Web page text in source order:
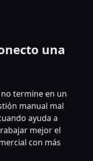
una
termine en un
manual mal
ayuda a
mejor el
con más